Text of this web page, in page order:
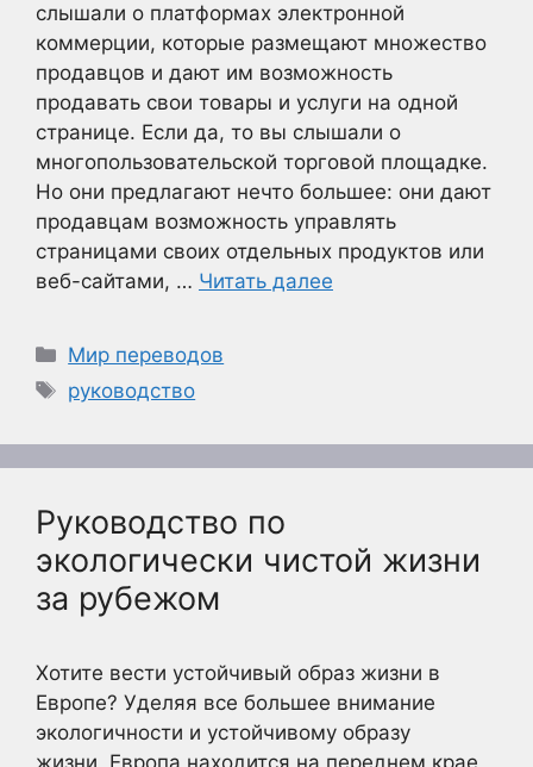
слышали о платформах электронной
коммерции, которые размещают множество
продавцов и дают им возможность
продавать свои товары и услуги на одной
странице. Если да, то вы слышали о
многопользовательской торговой площадке.
Но они предлагают нечто большее: они дают
продавцам возможность управлять
страницами своих отдельных продуктов или
веб-сайтами, … Читать далее
Рубрики
Мир переводов
Метки
руководство
Руководство по
экологически чистой жизни
за рубежом
Хотите вести устойчивый образ жизни в
Европе? Уделяя все большее внимание
экологичности и устойчивому образу
жизни, Европа находится на переднем крае